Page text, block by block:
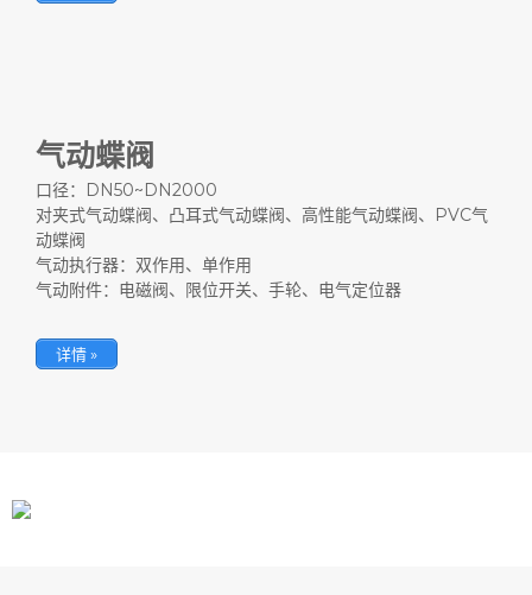
气动蝶阀
口径：DN50~DN2000
对夹式气动蝶阀、凸耳式气动蝶阀、高性能气动蝶阀、PVC气
动蝶阀
气动执行器：双作用、单作用
气动附件：电磁阀、限位开关、手轮、电气定位器
详情 »